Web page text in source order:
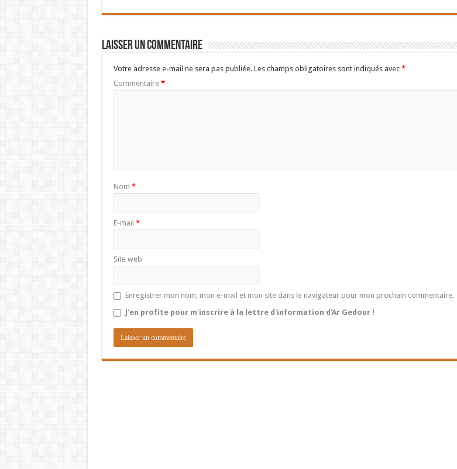
Laisser un commentaire
Votre adresse e-mail ne sera pas publiée. Les champs obligatoires sont indiqués avec *
Commentaire *
Nom *
E-mail *
Site web
Enregistrer mon nom, mon e-mail et mon site dans le navigateur pour mon prochain commentaire.
J'en profite pour m'inscrire à la lettre d'information d'Ar Gedour !